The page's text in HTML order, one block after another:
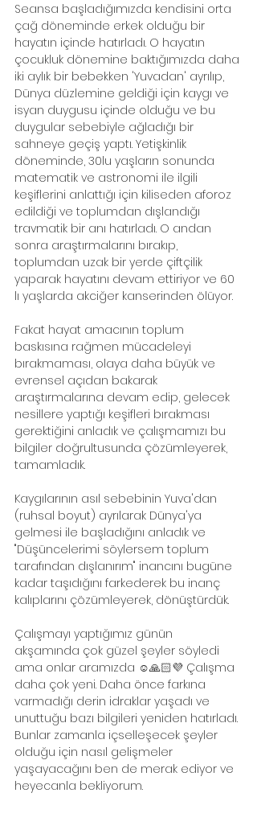
Seansa başladığımızda kendisini orta
çağ döneminde erkek olduğu bir
hayatın içinde hatırladı. O hayatın
çocukluk dönemine baktığımızda daha
iki aylık bir bebekken 'Yuvadan' ayrılıp,
Dünya düzlemine geldiği için kaygı ve
isyan duygusu içinde olduğu ve bu
duygular sebebiyle ağladığı bir
sahneye geçiş yaptı. Yetişkinlik
döneminde, 30lu yaşların sonunda
matematik ve astronomi ile ilgili
keşiflerini anlattığı için kiliseden aforoz
edildiği ve toplumdan dışlandığı
travmatik bir anı hatırladı. O andan
sonra araştırmalarını bırakıp,
toplumdan uzak bir yerde çiftçilik
yaparak hayatını devam ettiriyor ve 60
lı yaşlarda akciğer kanserinden ölüyor.
Fakat hayat amacının toplum
baskısına rağmen mücadeleyi
bırakmaması, olaya daha büyük ve
evrensel açıdan bakarak
araştırmalarına devam edip, gelecek
nesillere yaptığı keşifleri bırakması
gerektiğini anladık ve çalışmamızı bu
bilgiler doğrultusunda çözümleyerek,
tamamladık.
Kaygılarının asıl sebebinin Yuva'dan
(ruhsal boyut) ayrılarak Dünya'ya
gelmesi ile başladığını anladık ve
"Düşüncelerimi söylersem toplum
tarafından dışlanırım" inancını bugüne
kadar taşıdığını farkederek bu inanç
kalıplarını çözümleyerek, dönüştürdük.
Çalışmayı yaptığımız günün
akşamında çok güzel şeyler söyledi
ama onlar aramızda ☺️🙏🏻💜 Çalışma
daha çok yeni. Daha önce farkına
varmadığı derin idraklar yaşadı ve
unuttuğu bazı bilgileri yeniden hatırladı.
Bunlar zamanla içselleşecek şeyler
olduğu için nasıl gelişmeler
yaşayacağını ben de merak ediyor ve
heyecanla bekliyorum.